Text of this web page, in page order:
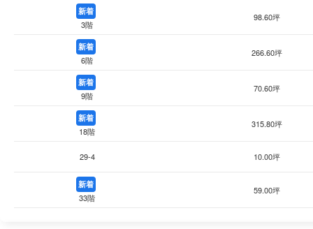
新着
3階
98.60坪
新着
6階
266.60坪
新着
9階
70.60坪
新着
18階
315.80坪
29-4 10.00坪
新着
33階
59.00坪